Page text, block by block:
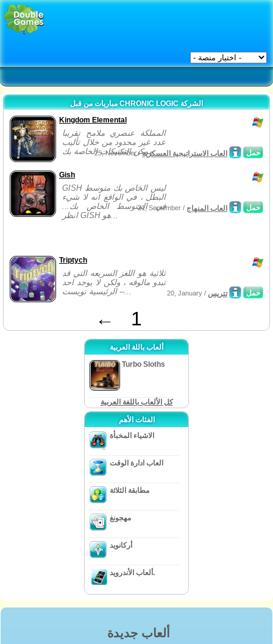
مباريات من قبل CHRONIC LOGIC الشركة
Kingdom Elemental
المملكة عنصري ملامح تقريبا
عدد غير محدود من خلال تأليب
ممكن التكتيكات الخاصة بك...
حمل 25, November /العاب الاستراتيجية العسكرية
Gish
GISH ليس الخاص بك متوسط
البطل ، في الواقع انه لا شيء
في المتوسط الخاص بك...
انظر GISH هو...
حمل 21, September / العاب المنهاج
Triptych
ثلاثية هو اللغز السريعه التي قد
تبدو مالوفه ، ولكن لا يوجد احد
الرئيسية تويست --...
حمل 20, January / تتريس
← 1
ألعاب باللة العربية
Turbo Sloths
كل الألعاب باللغة العربية
الفئات الأهم
الاشياء المخبأة
العاب ادارة الوقت
مطابقة الثلاثة
مهجونغ
أركانويد
ألعاب الأندرويد.
ألعاب جديدة